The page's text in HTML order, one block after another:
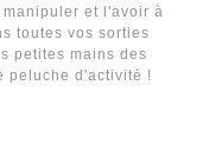
et l'avoir à
toutes vos sorties
petites mains des
peluche d'activité !